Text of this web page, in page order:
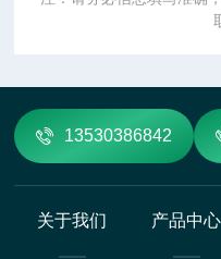
13530386842
关于我们 产品中心